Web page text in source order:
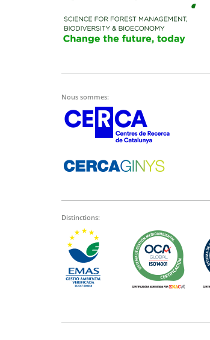
Nous sommes:
Distinctions: